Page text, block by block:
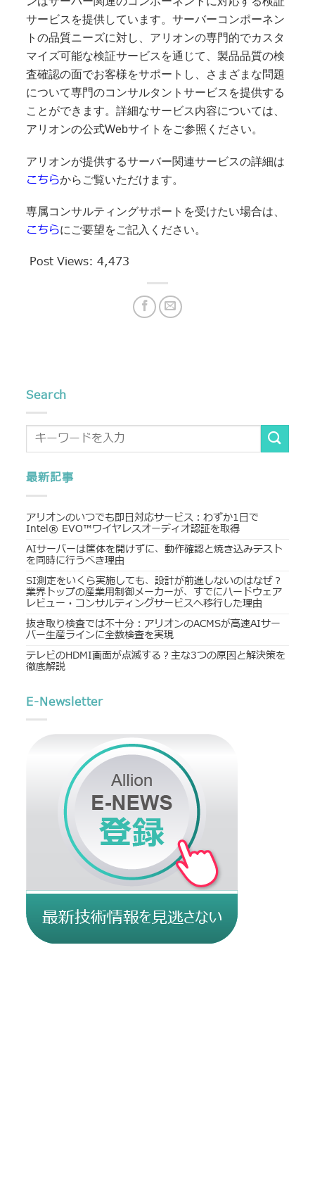
サービスを提供しています。サーバーコンポーネン
トの品質ニーズに対し、アリオンの専門的でカスタ
マイズ可能な検証サービスを通じて、製品品​​質の検
査確認の面でお客様をサポートし、さまざまな問題
について専門のコンサルタントサービスを提供する
ことができます。詳細なサービス内容については、
アリオンの公式Webサイトをご参照ください。
アリオンが提供するサーバー関連サービスの詳細は
こちらからご覧いただけます。
専属コンサルティングサポートを受けたい場合は、
こちらにご要望をご記入ください。
Post Views:4,473
Search
最新記事
アリオンのいつでも即日対応サービス：わずか1日で
Intel® EVO™ワイヤレスオーディオ認証を取得
AIサーバーは筐体を開けずに、動作確認と焼き込みテスト
を同時に行うべき理由
SI測定をいくら実施しても、設計が前進しないのはなぜ？
業界トップの産業用制御メーカーが、すでにハードウェア
レビュー・コンサルティングサービスへ移行した理由
抜き取り検査では不十分：アリオンのACMSが高速AIサー
バー生産ラインに全数検査を実現
テレビのHDMI画面が点滅する？主な3つの原因と解決策を
徹底解説
E-Newsletter